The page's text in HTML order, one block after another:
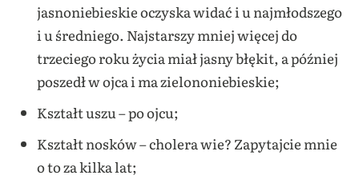
jasnoniebieskie oczyska widać i u najmłodszego
i u średniego. Najstarszy mniej więcej do
trzeciego roku życia miał jasny błękit, a później
poszedł w ojca i ma zielononiebieskie;
Kształt uszu – po ojcu;
Kształt nosków – cholera wie? Zapytajcie mnie
o to za kilka lat;